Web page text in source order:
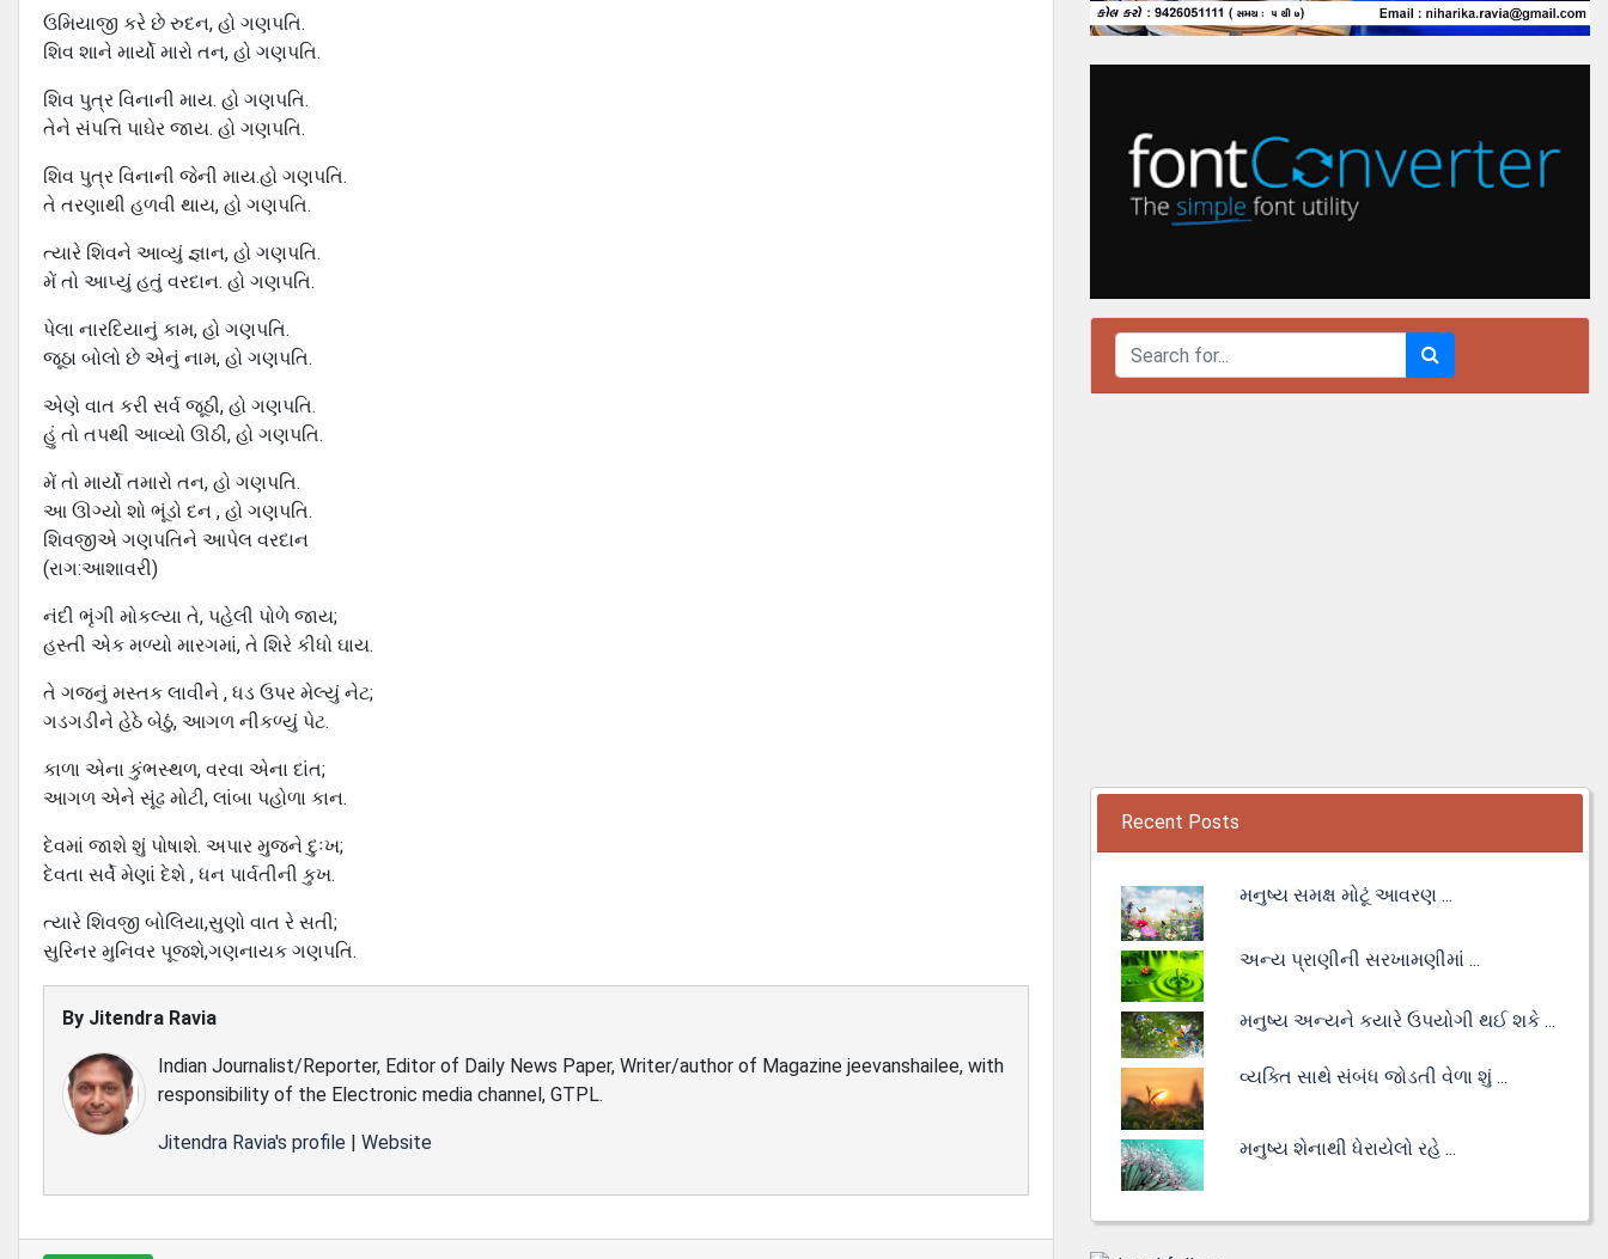
ઉમિયાજી કરે છે રુદન, હો ગણપતિ.
શિવ શાને માર્યો મારો તન, હો ગણપતિ.
શિવ પુત્ર વિનાની માય. હો ગણપતિ.
તેને સંપત્તિ પાઘેર જાય. હો ગણપતિ.
શિવ પુત્ર વિનાની જેની માય.હો ગણપતિ.
તે તરણાથી હળવી થાય, હો ગણપતિ.
ત્યારે શિવને આવ્યું જ્ઞાન, હો ગણપતિ.
મેં તો આપ્યું હતું વરદાન. હો ગણપતિ.
પેલા નારદિયાનું કામ, હો ગણપતિ.
જૂઠા બોલો છે એનું નામ, હો ગણપતિ.
એણે વાત કરી સર્વ જૂઠી, હો ગણપતિ.
હું તો તપથી આવ્યો ઊઠી, હો ગણપતિ.
મેં તો માર્યો તમારો તન, હો ગણપતિ.
આ ઊગ્યો શો ભૂંડો દન , હો ગણપતિ.
શિવજીએ ગણપતિને આપેલ વરદાન
(રાગ:આશાવરી)
નંદી ભૃંગી મોકલ્યા તે, પહેલી પોળે જાય;
હસ્તી એક મળ્યો મારગમાં, તે શિરે કીધો ઘાય.
તે ગજનું મસ્તક લાવીને , ધડ ઉપર મેલ્યું નેટ;
ગડગડીને હેઠે બેઠું, આગળ નીકળ્યું પેટ.
કાળા એના કુંભસ્થળ, વરવા એના દાંત;
આગળ એને સૂંઢ મોટી, લાંબા પહોળા કાન.
દેવમાં જાશે શું પોષાશે. અપાર મુજને દુઃખ;
દેવતા સર્વે મેણાં દેશે , ધન પાર્વતીની કુખ.
ત્યારે શિવજી બોલિયા,સુણો વાત રે સતી;
સુરિનર મુનિવર પૂજશે,ગણનાયક ગણપતિ.
By Jitendra Ravia
Indian Journalist/Reporter, Editor of Daily News Paper, Writer/author of Magazine jeevanshailee, with
responsibility of the Electronic media channel, GTPL.
Jitendra Ravia's profile | Website
Recent Posts
મનુષ્ય સમક્ષ મોટૂં આવરણ ...
અન્ય પ્રાણીની સરખામણીમાં ...
મનુષ્ય અન્યને કયારે ઉપયોગી થઈ શકે ...
વ્યક્તિ સાથે સંબંધ જોડતી વેળા શું ...
મનુષ્ય શેનાથી ધેરાયેલો રહે ...